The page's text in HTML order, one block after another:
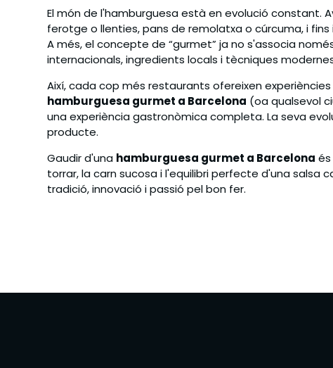
El món de l'hamburguesa està en evolució constant.
ferotge o llenties, pans de remolatxa o cúrcuma, i
A més, el concepte de “gurmet” ja no s'associa
internacionals, ingredients locals i tècniques
Així, cada cop més restaurants ofereixen
hamburguesa gurmet a Barcelona (oa qualsevol
una experiència gastronòmica completa. La seva
producte.
Gaudir d'una hamburguesa gurmet a Barcelona
torrar, la carn sucosa i l'equilibri perfecte d'una salsa
tradició, innovació i passió pel bon fer.